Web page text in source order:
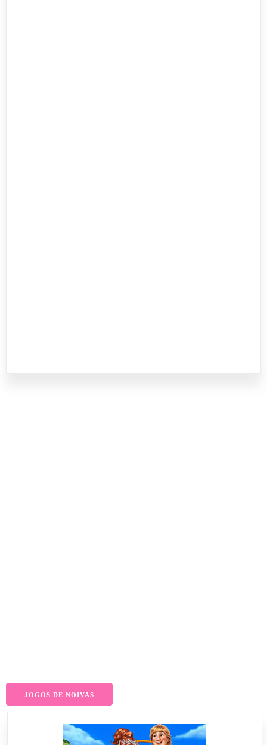
JOGOS DE NOIVAS